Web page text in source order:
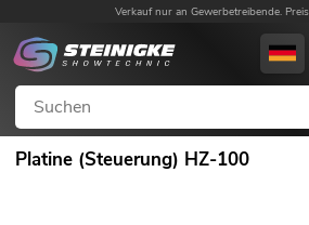
Verkauf nur an Gewerbetreibende.
Platine (Steuerung) HZ-100